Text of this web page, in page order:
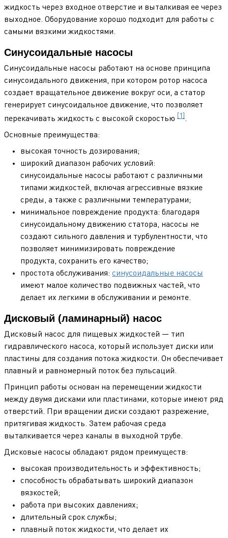
жидкость через входное отверстие и выталкивая ее через
выходное. Оборудование хорошо подходит для работы с
самыми вязкими жидкостями.
Синусоидальные насосы
Синусоидальные насосы работают на основе принципа
синусоидального движения, при котором ротор насоса
создает вращательное движение вокруг оси, а статор
генерирует синусоидальное движение, что позволяет
перекачивать жидкость с высокой скоростью
[1] .
Основные преимущества:
высокая точность дозирования;
широкий диапазон рабочих условий:
синусоидальные насосы работают с различными
типами жидкостей, включая агрессивные вязкие
среды, а также с различными температурами;
минимальное повреждение продукта: благодаря
синусоидальному движению статора, насосы не
создают сильного давления и турбулентности, что
позволяет минимизировать повреждение
продукта, сохранить его качество;
простота обслуживания: синусоидальные насосы
имеют малое количество подвижных частей, что
делает их легкими в обслуживании и ремонте.
Дисковый (ламинарный) насос
Дисковый насос для пищевых жидкостей — тип
гидравлического насоса, который использует диски или
пластины для создания потока жидкости. Он обеспечивает
плавный и равномерный поток без пульсаций.
Принцип работы основан на перемещении жидкости
между двумя дисками или пластинами, которые имеют ряд
отверстий. При вращении диски создают разрежение,
притягивая жидкость. Затем рабочая среда
выталкивается через каналы в выходной трубе.
Дисковые насосы обладают рядом преимуществ:
высокая производительность и эффективность;
способность обрабатывать широкий диапазон
вязкостей;
работа при высоких давлениях;
длительный срок службы;
плавный поток жидкости, что делает их